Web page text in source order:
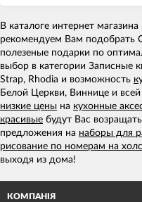
В каталоге интернет
рекомендуем Вам подобрать
полезеные подарки по
выбор в категории Записные
Strap, Rhodia и возможность
Белой Церкви, Виннице и
низкие цены на кухонные
красивые будут Вас
предложения на наборы для
рисование по номерам на
выходя из дома!
КОМПАНІЯ